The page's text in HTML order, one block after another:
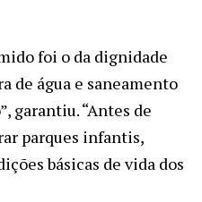
foi o da dignidade
de água e saneamento
garantiu. “Antes de
parques infantis,
básicas de vida dos